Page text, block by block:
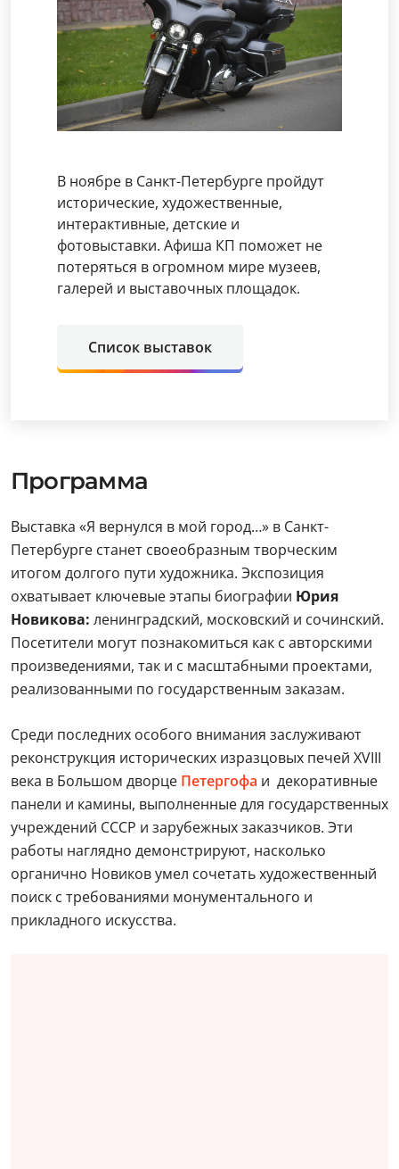
В ноябре в Санкт-Петербурге пройдут
исторические, художественные,
интерактивные, детские и
фотовыставки. Афиша КП поможет не
потеряться в огромном мире музеев,
галерей и выставочных площадок.
Список выставок
Программа
Выставка «Я вернулся в мой город…» в Санкт-
Петербурге станет своеобразным творческим
итогом долгого пути художника. Экспозиция
охватывает ключевые этапы биографии Юрия
Новикова: ленинградский, московский и сочинский.
Посетители могут познакомиться как с авторскими
произведениями, так и с масштабными проектами,
реализованными по государственным заказам.
Среди последних особого внимания заслуживают
реконструкция исторических изразцовых печей XVIII
века в Большом дворце Петергофа и декоративные
панели и камины, выполненные для государственных
учреждений СССР и зарубежных заказчиков. Эти
работы наглядно демонстрируют, насколько
органично Новиков умел сочетать художественный
поиск с требованиями монументального и
прикладного искусства.